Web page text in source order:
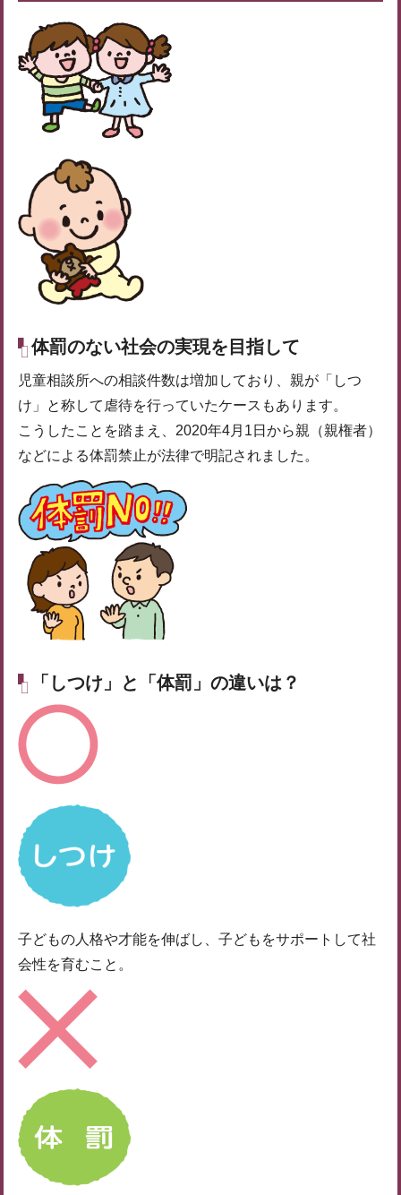
体罰のない社会の実現を目指して
児童相談所への相談件数は増加しており、親が「しつ
け」と称して虐待を行っていたケースもあります。
こうしたことを踏まえ、2020年4月1日から親（親権者）
などによる体罰禁止が法律で明記されました。
「しつけ」と「体罰」の違いは？
子どもの人格や才能を伸ばし、子どもをサポートして社
会性を育むこと。